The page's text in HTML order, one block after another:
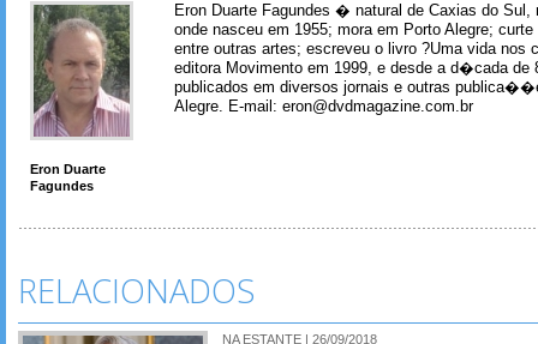
Eron Duarte
Fagundes
Eron Duarte Fagundes � natural de Caxias do Sul,
onde nasceu em 1955; mora em Porto Alegre;
entre outras artes; escreveu o livro ?Uma vida nos
editora Movimento em 1999, e desde a d�cada de
publicados em diversos jornais e outras
Alegre. E-mail: eron@dvdmagazine.com.br
RELACIONADOS
NA ESTANTE | 26/09/2018